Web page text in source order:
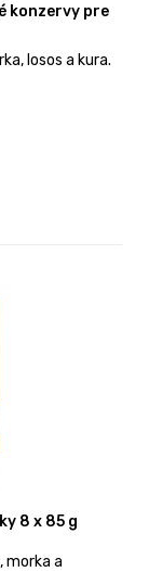
konzervy pre
losos a kura.
8 x 85 g
morka a